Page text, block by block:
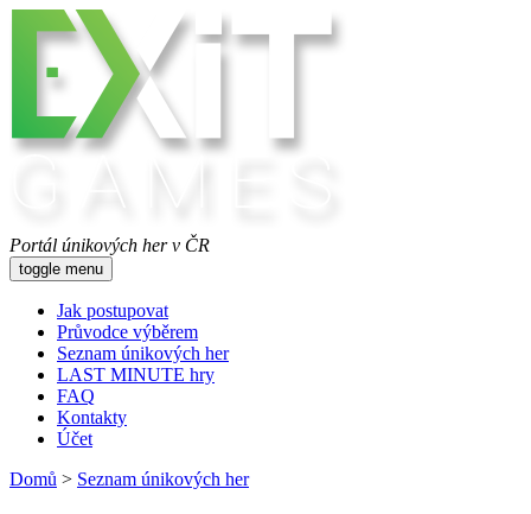
Portál únikových her v ČR
toggle menu
Jak postupovat
Průvodce výběrem
Seznam únikových her
LAST MINUTE hry
FAQ
Kontakty
Účet
Domů > Seznam únikových her